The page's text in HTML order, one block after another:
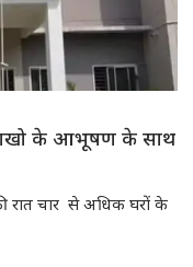
के आभूषण के साथ
रात चार से अधिक घरों के